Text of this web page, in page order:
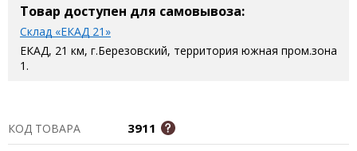
Товар доступен для самовывоза:
Склад «ЕКАД 21»
ЕКАД, 21 км, г.Березовский, территория южная пром.зона
1.
КОД ТОВАРА 3911